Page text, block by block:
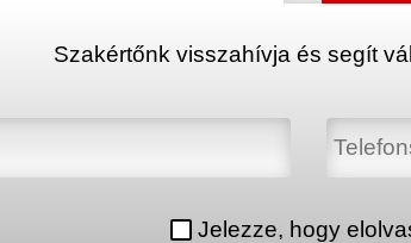
Szakértőnk visszahívja és segít
Jelezze, hogy